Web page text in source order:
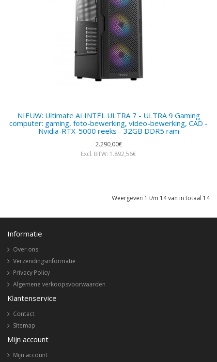
NIEUW: Ultimate AI INTEL ULTRA 7 - ULTRA 9 Gaming
computer: gaming, foto-bewerking, video-bewerking, CAD -
Nvidia-RTX-5000 reeks - 32GB DDR5 ram
2.290,00€
Excl. BTW: 1.892,56€
Weergeven 1 t/m 14 van in totaal 14
Informatie
Over ons
Verzendingsinformatie
Privacy Policy
Algemene verkoopsvoorwaarden
Klantenservice
Contact
Sitemap
Mijn account
Mijn account